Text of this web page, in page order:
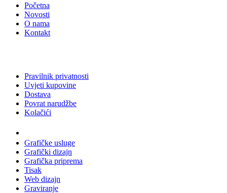
Početna
Novosti
O nama
Kontakt
Pravilnik privatnosti
Uvjeti kupovine
Dostava
Povrat narudžbe
Kolačići
Grafičke usluge
Grafički dizajn
Grafička priprema
Tisak
Web dizajn
Graviranje